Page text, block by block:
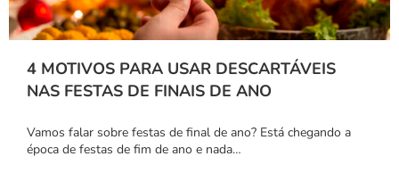
4 MOTIVOS PARA USAR DESCARTÁVEIS
NAS FESTAS DE FINAIS DE ANO
Vamos falar sobre festas de final de ano? Está chegando a
época de festas de fim de ano e nada…